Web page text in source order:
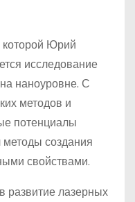
которой Юрий
исследование
наноуровне. С
методов и
потенциалы
методы создания
свойствами.
развитие лазерных